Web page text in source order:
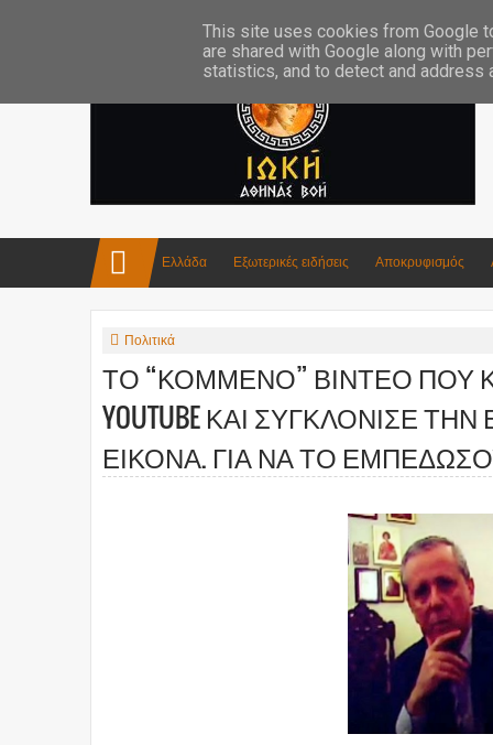
Ελλάδα Εξωτερικές ειδήσεις Αποκρυφισμός
Πολιτικά
ΤΟ “ΚΟΜΜΕΝΟ” ΒΙΝΤΕΟ ΠΟΥ
YOUTUBE ΚΑΙ ΣΥΓΚΛΟΝΙΣΕ
ΕΙΚΟΝΑ. ΓΙΑ ΝΑ ΤΟ
This site uses cookies from Google
are shared with Google along with
statistics, and to detect and address